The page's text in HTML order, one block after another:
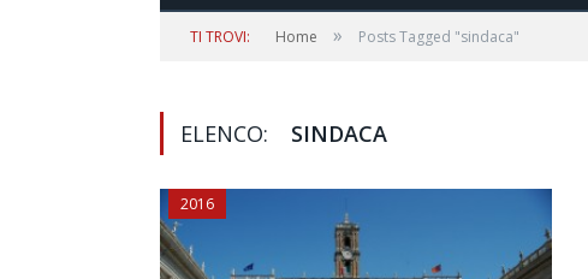
TI TROVI: Home » Posts Tagged "sindaca"
ELENCO: SINDACA
2016